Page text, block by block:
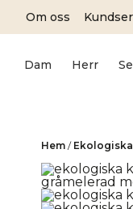
Om oss
Dam Herr
Hem /